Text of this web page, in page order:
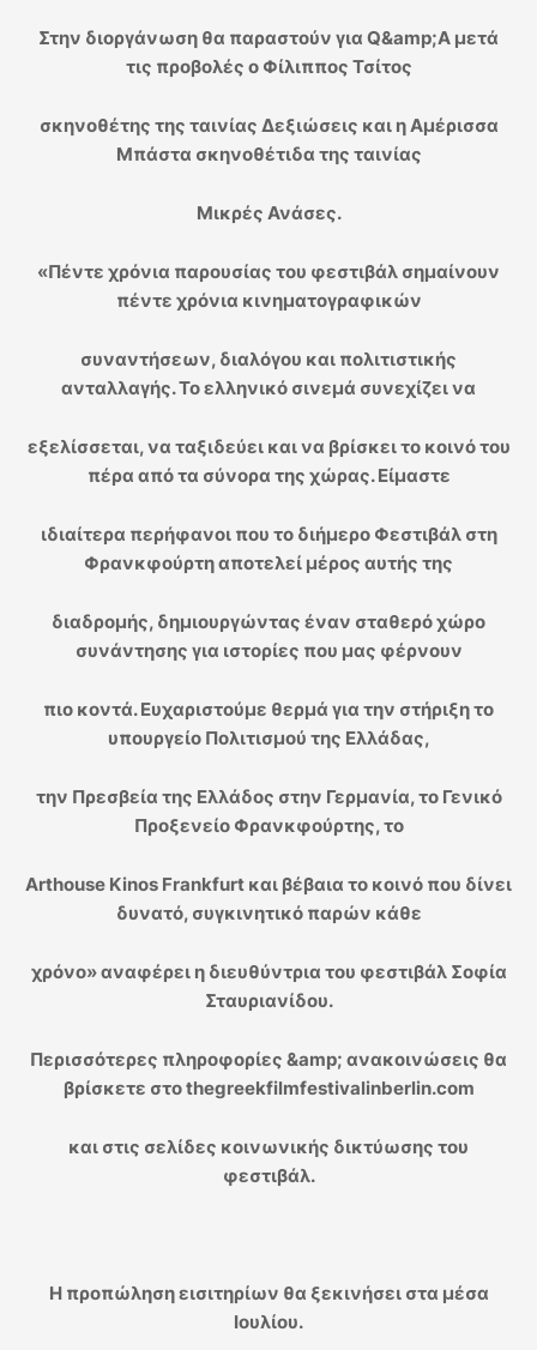
Στην διοργάνωση θα παραστούν για Q&amp;A μετά
τις προβολές ο Φίλιππος Τσίτος
σκηνοθέτης της ταινίας Δεξιώσεις και η Αμέρισσα
Μπάστα σκηνοθέτιδα της ταινίας
Μικρές Ανάσες.
«Πέντε χρόνια παρουσίας του φεστιβάλ σημαίνουν
πέντε χρόνια κινηματογραφικών
συναντήσεων, διαλόγου και πολιτιστικής
ανταλλαγής. Το ελληνικό σινεμά συνεχίζει να
εξελίσσεται, να ταξιδεύει και να βρίσκει το κοινό του
πέρα από τα σύνορα της χώρας. Είμαστε
ιδιαίτερα περήφανοι που το διήμερο Φεστιβάλ στη
Φρανκφούρτη αποτελεί μέρος αυτής της
διαδρομής, δημιουργώντας έναν σταθερό χώρο
συνάντησης για ιστορίες που μας φέρνουν
πιο κοντά. Ευχαριστούμε θερμά για την στήριξη το
υπουργείο Πολιτισμού της Ελλάδας,
την Πρεσβεία της Ελλάδος στην Γερμανία, το Γενικό
Προξενείο Φρανκφούρτης, τo
Arthouse Kinos Frankfurt και βέβαια το κοινό που δίνει
δυνατό, συγκινητικό παρών κάθε
χρόνο» αναφέρει η διευθύντρια του φεστιβάλ Σοφία
Σταυριανίδου.
Περισσότερες πληροφορίες &amp; ανακοινώσεις θα
βρίσκετε στο thegreekfilmfestivalinberlin.com
και στις σελίδες κοινωνικής δικτύωσης του
φεστιβάλ.
Η προπώληση εισιτηρίων θα ξεκινήσει στα μέσα
Ιουλίου.